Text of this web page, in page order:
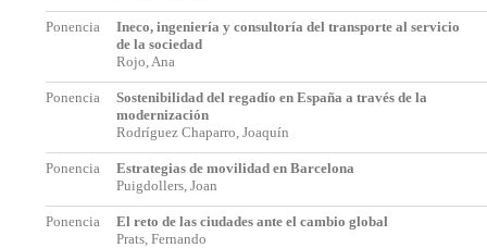
Ponencia
Ineco, ingeniería y consultoría del transporte al servicio
de la sociedad
Rojo, Ana
Ponencia
Sostenibilidad del regadío en España a través de la
modernización
Rodríguez Chaparro, Joaquín
Ponencia
Estrategias de movilidad en Barcelona
Puigdollers, Joan
Ponencia
El reto de las ciudades ante el cambio global
Prats, Fernando